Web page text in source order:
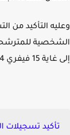
التأكيد من
15 فيفري 2024.
تأكيد تسجيلات